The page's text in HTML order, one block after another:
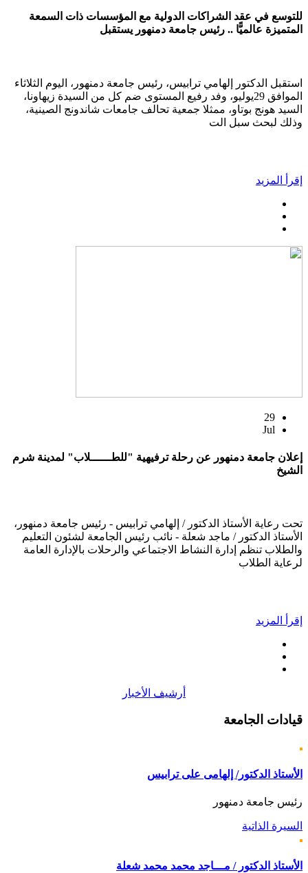
للتوسع في عقد الشراكات الدولية مع المؤسسات ذات السمعة
المتميزة عالميًّا .. رئيس جامعة دمنهور يستقبل
استقبل الدكتور إلهامي ترابيس، رئيس جامعة دمنهور، اليوم الثلاثاء
الموافق 29يوليو، وفد رفيع المستوى ضم كل من السيدة زيهاونا،
السيد هونج بوتاو، ممثلا جمعية تحالف جامعات شاندونج الصينية،
وذلك لبحث سبل الت
إقرأ المزيد
29
Jul
إعلان جامعة دمنهور عن رحلة ترفيهية "للطــــــلاب" لمدينة شرم
الشيخ
تحت رعاية الأستاذ الدكتور / إلهامي ترابيس - رئيس جامعة دمنهور،
الأستاذ الدكتور / ماجد شعلة - نائب رئيس الجامعة لشئون التعليم
والطلاب تنظم إدارة النشاط الاجتماعي والرحلات بالإدارة العامة
لرعاية الطلاب
إقرأ المزيد
أرشيف الأخبار
قيادات الجامعة
الأستاذ الدكتور/ إلهامى على ترابيس
رئيس جامعة دمنهور
السيرة الذاتية
الأستاذ الدكتور / مـــاجد محمد محمد شعلة